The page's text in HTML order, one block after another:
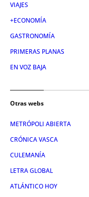
VIAJES
+ECONOMÍA
GASTRONOMÍA
PRIMERAS PLANAS
EN VOZ BAJA
Otras webs
METRÓPOLI ABIERTA
CRÓNICA VASCA
CULEMANÍA
LETRA GLOBAL
ATLÁNTICO HOY